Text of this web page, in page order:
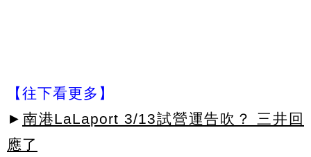
【往下看更多】
► 南港LaLaport 3/13試營運告吹？ 三井回
應了